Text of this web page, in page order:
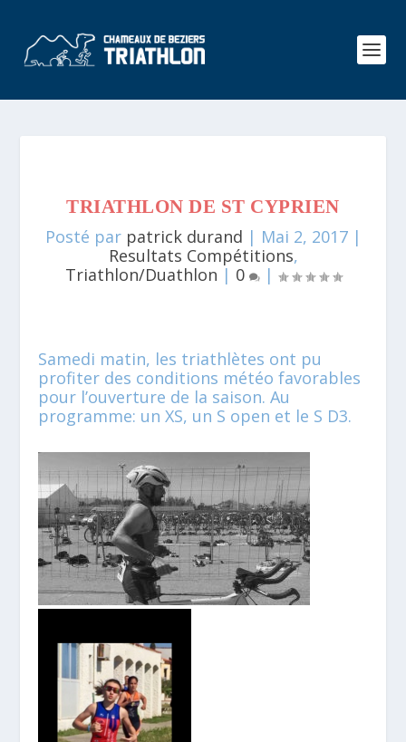
TRIATHLON DE ST CYPRIEN
Posté par patrick durand | Mai 2, 2017|
Resultats Compétitions,
Triathlon/Duathlon | 0 |
Samedi matin, les triathlètes ont pu
profiter des conditions météo favorables
pour l’ouverture de la saison. Au
programme: un XS, un S open et le S D3.